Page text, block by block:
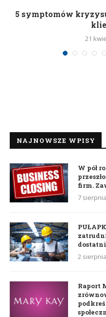
5 symptomów
21
NAJNOWSZE WPISY
W pół
firm.
7
2
Raport